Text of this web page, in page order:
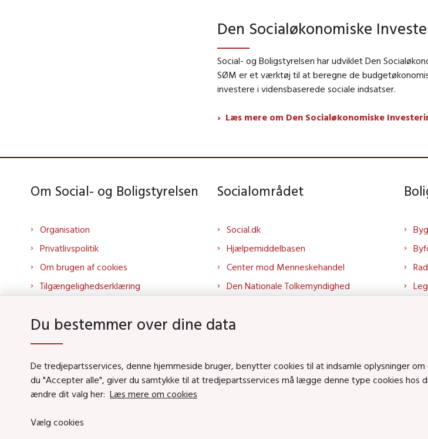
Den Socialøkonomiske
Social- og Boligstyrelsen har udviklet Den
SØM er et værktøj til at beregne de
investere i vidensbaserede sociale indsatser.
Læs mere om Den Socialøkonomiske
Om Social- og Boligstyrelsen
Organisation
Privatlivspolitik
Om brugen af cookies
Tilgængelighedserklæring
Kontakt os
Whistleblowerordning
About us
Socialområdet
Social.dk
Hjælpemiddelbasen
Center mod Menneskehandel
Den Nationale Tolkemyndighed
Tolkeportalen
Socialområdet på YouTube
Podcasts på SoundCloud
Du bestemmer over dine data
De tredjepartsservices, denne hjemmeside bruger, benytter cookies til at indsamle oplysninger
du "Accepter alle", giver du samtykke til at tredjepartsservices må lægge denne type cookies hos
ændre dit valg her: Læs mere om cookies
Vælg cookies